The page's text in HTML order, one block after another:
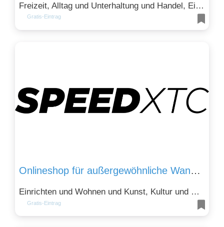
Freizeit, Alltag und Unterhaltung und Handel, Einkaufen und Sparen
Gratis-Eintrag
Onlineshop für außergewöhnliche Wandbilder
Einrichten und Wohnen und Kunst, Kultur und Design
Gratis-Eintrag